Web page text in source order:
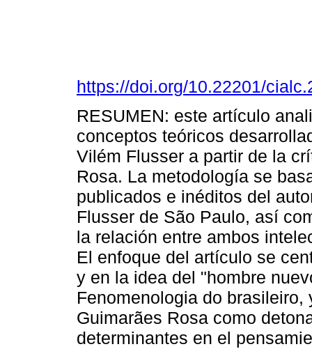
https://doi.org/10.22201/
RESUMEN: este artículo
conceptos teóricos
Vilém Flusser a partir de la
Rosa. La metodología se
publicados e inéditos del
Flusser de São Paulo, así
la relación entre ambos
El enfoque del artículo se
y en la idea del "hombre
Fenomenologia do
Guimarães Rosa como
determinantes en el